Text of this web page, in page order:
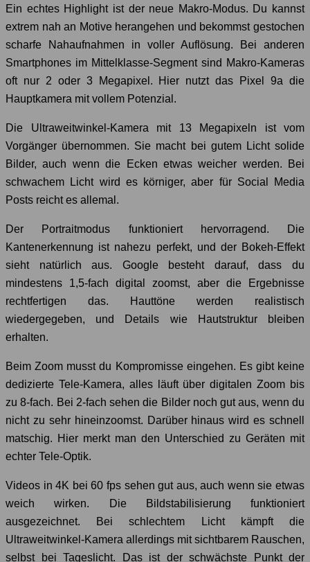
Ein echtes Highlight ist der neue Makro-Modus. Du kannst
extrem nah an Motive herangehen und bekommst gestochen
scharfe Nahaufnahmen in voller Auflösung. Bei anderen
Smartphones im Mittelklasse-Segment sind Makro-Kameras
oft nur 2 oder 3 Megapixel. Hier nutzt das Pixel 9a die
Hauptkamera mit vollem Potenzial.
Die Ultraweitwinkel-Kamera mit 13 Megapixeln ist vom
Vorgänger übernommen. Sie macht bei gutem Licht solide
Bilder, auch wenn die Ecken etwas weicher werden. Bei
schwachem Licht wird es körniger, aber für Social Media
Posts reicht es allemal.
Der Portraitmodus funktioniert hervorragend. Die
Kantenerkennung ist nahezu perfekt, und der Bokeh-Effekt
sieht natürlich aus. Google besteht darauf, dass du
mindestens 1,5-fach digital zoomst, aber die Ergebnisse
rechtfertigen das. Hauttöne werden realistisch
wiedergegeben, und Details wie Hautstruktur bleiben
erhalten.
Beim Zoom musst du Kompromisse eingehen. Es gibt keine
dedizierte Tele-Kamera, alles läuft über digitalen Zoom bis
zu 8-fach. Bei 2-fach sehen die Bilder noch gut aus, wenn du
nicht zu sehr hineinzoomst. Darüber hinaus wird es schnell
matschig. Hier merkt man den Unterschied zu Geräten mit
echter Tele-Optik.
Videos in 4K bei 60 fps sehen gut aus, auch wenn sie etwas
weich wirken. Die Bildstabilisierung funktioniert
ausgezeichnet. Bei schlechtem Licht kämpft die
Ultraweitwinkel-Kamera allerdings mit sichtbarem Rauschen,
selbst bei Tageslicht. Das ist der schwächste Punkt der